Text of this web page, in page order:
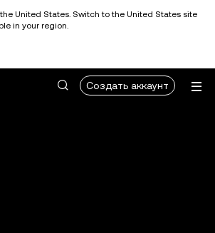
United States. Switch to the United States site
in your region.
Создать аккаунт